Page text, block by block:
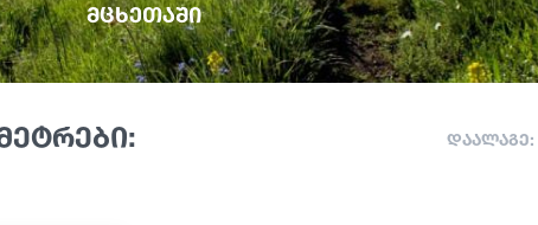
მცხეთაში
დაალაგე: